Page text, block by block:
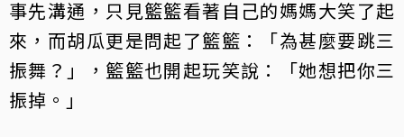
事先溝通，只見籃籃看著自己的媽媽大笑了起
來，而胡瓜更是問起了籃籃：「為甚麼要跳三
振舞？」，籃籃也開起玩笑說：「她想把你三
振掉。」